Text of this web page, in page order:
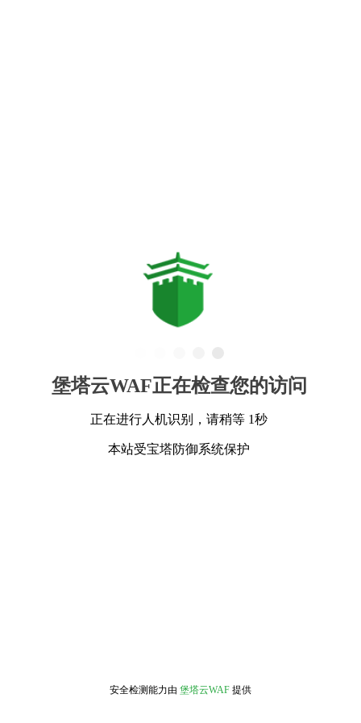
堡塔云WAF正在检查您的访问
正在进行人机识别，请稍等 1秒
本站受宝塔防御系统保护
安全检测能力由 堡塔云WAF 提供